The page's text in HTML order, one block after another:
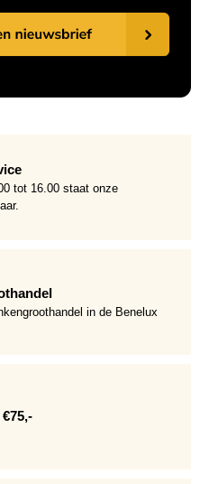
tot 16.00 staat onze
in de Benelux